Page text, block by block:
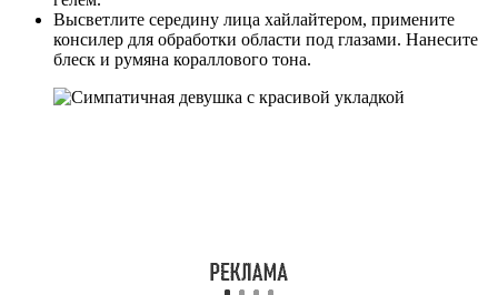
Высветлите середину лица хайлайтером, примените
консилер для обработки области под глазами. Нанесите
блеск и румяна кораллового тона.